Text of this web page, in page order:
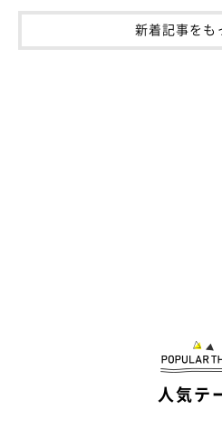
※この記事は投稿者さまにご了承
新着記事をも
人気テ